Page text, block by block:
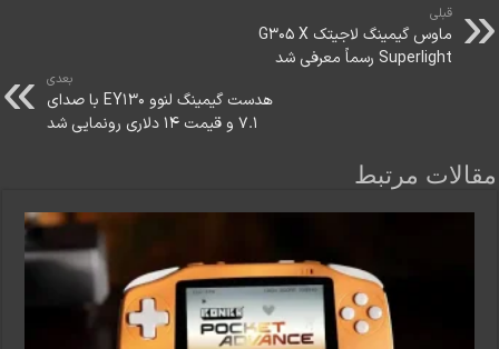
قبلی
ماوس گیمینگ لاجیتک G305 X
Superlight رسماً معرفی شد
بعدی
هدست گیمینگ لنوو EY130 با صدای
7.1 و قیمت 14 دلاری رونمایی شد
مقالات مرتبط